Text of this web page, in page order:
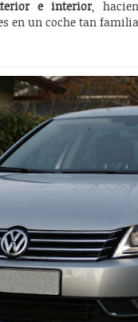
e interior,
en un coche tan